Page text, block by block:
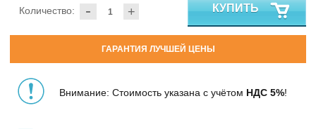
- +
Количество: КУПИТЬ
ГАРАНТИЯ ЛУЧШЕЙ ЦЕНЫ
Внимание: Стоимость указана с учётом НДС 5%!